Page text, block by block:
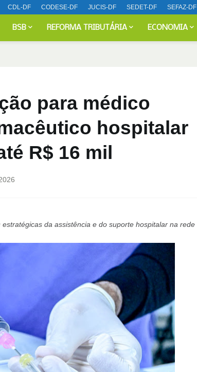
CDL-DF CODESE-DF JUCIS-DF SEDET-DF SEFAZ-DF
BSB REFORMA TRIBUTÁRIA ECONOMIA
para médico
hospitalar
R$ 16 mil
da assistência e do suporte hospitalar na rede